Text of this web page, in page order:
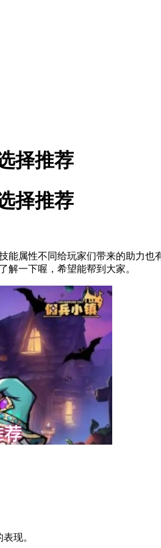
择推荐
择推荐
属性不同给玩家们带来的助力也
解一下喔，希望能帮到大家。
现。